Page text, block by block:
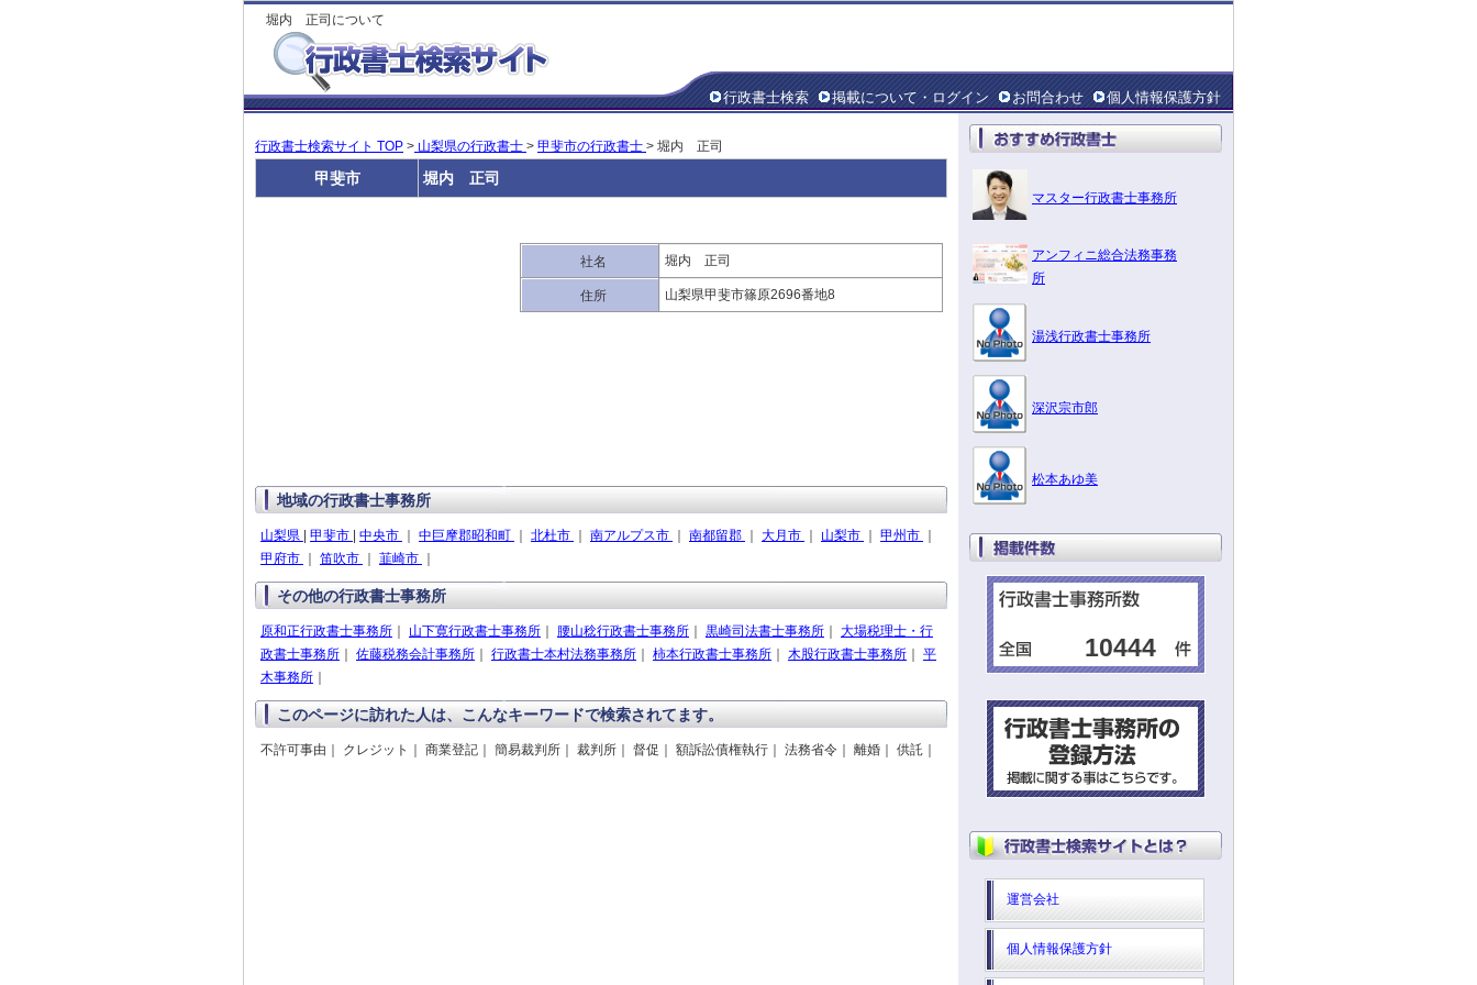
堀内 正司について
行政書士検索 掲載について・ログイン お問合わせ 個人情報保護方針
行政書士検索サイト TOP > 山梨県の行政書士 > 甲斐市の行政書士 > 堀内 正司
甲斐市 堀内 正司
社名 堀内 正司
住所 山梨県甲斐市篠原2696番地8
地域の行政書士事務所
山梨県 甲斐市 中央市 中巨摩郡昭和町 北杜市 南アルプス市 南都留郡 大月市 山梨市 甲州市
甲府市
笛吹市 韮崎市
その他の行政書士事務所
原和正行政書士事務所 山下寛行政書士事務所 腰山稔行政書士事務所 黒崎司法書士事務所
大場税理士・行
政書士事務所
佐藤税務会計事務所 行政書士本村法務事務所 柿本行政書士事務所 木股行政書士事務所
平
木事務所
このページに訪れた人は、こんなキーワードで検索されてます。
不許可事由｜ クレジット｜ 商業登記｜ 簡易裁判所｜ 裁判所｜ 督促｜ 額訴訟債権執行｜ 法務省令｜ 離婚｜ 供託｜
マスター行政書士事務所
アンフィニ総合法務事務
所
湯浅行政書士事務所
深沢宗市郎
松本あゆ美
10444
運営会社
個人情報保護方針